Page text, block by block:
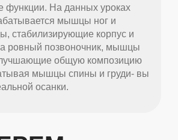
функции. На данных уроках
мышцы ног и
стабилизирующие корпус и
ровный позвоночник, мышцы
общую композицию
мышцы спины и груди- вы
осанки.